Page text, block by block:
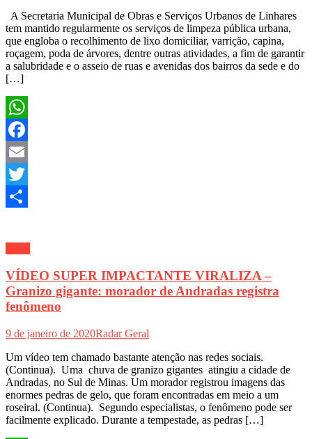
A Secretaria Municipal de Obras e Serviços Urbanos de Linhares
tem mantido regularmente os serviços de limpeza pública urbana,
que engloba o recolhimento de lixo domiciliar, varrição, capina,
roçagem, poda de árvores, dentre outras atividades, a fim de garantir
a salubridade e o asseio de ruas e avenidas dos bairros da sede e do
[…]
WhatsApp
Facebook
Email
Twitter
VÍDEO SUPER IMPACTANTE VIRALIZA –
Granizo gigante: morador de Andradas registra
fenômeno
9 de janeiro de 2020Radar Geral
Um vídeo tem chamado bastante atenção nas redes sociais.
(Continua). Uma chuva de granizo gigantes atingiu a cidade de
Andradas, no Sul de Minas. Um morador registrou imagens das
enormes pedras de gelo, que foram encontradas em meio a um
roseiral. (Continua). Segundo especialistas, o fenômeno pode ser
facilmente explicado. Durante a tempestade, as pedras […]